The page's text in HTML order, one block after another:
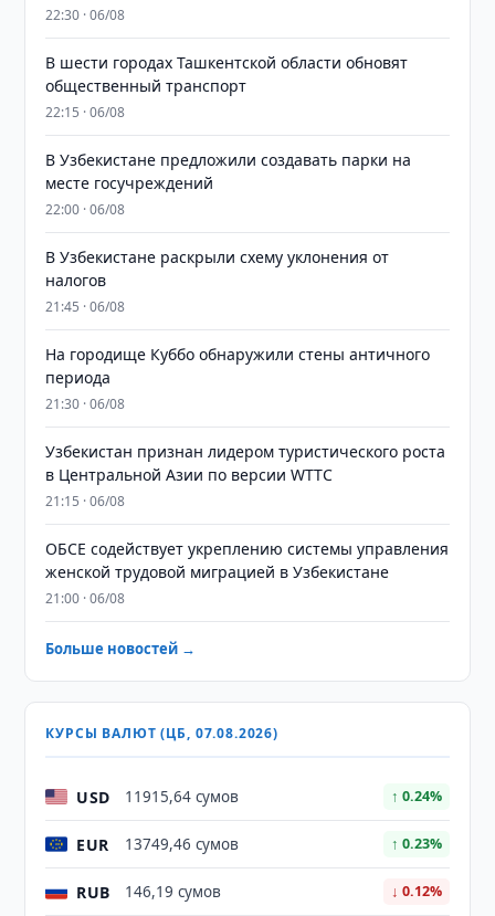
22:30 · 06/08
В шести городах Ташкентской области обновят
общественный транспорт
22:15 · 06/08
В Узбекистане предложили создавать парки на
месте госучреждений
22:00 · 06/08
В Узбекистане раскрыли схему уклонения от
налогов
21:45 · 06/08
На городище Куббо обнаружили стены античного
периода
21:30 · 06/08
Узбекистан признан лидером туристического роста
в Центральной Азии по версии WTTC
21:15 · 06/08
ОБСЕ содействует укреплению системы управления
женской трудовой миграцией в Узбекистане
21:00 · 06/08
Больше новостей →
КУРСЫ ВАЛЮТ (ЦБ, 07.08.2026)
USD 11915,64 сумов ↑ 0.24%
EUR 13749,46 сумов ↑ 0.23%
RUB 146,19 сумов ↓ 0.12%